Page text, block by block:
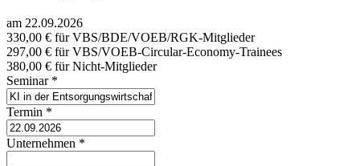
am 22.09.2026
330,00 € für VBS/BDE/VOEB/RGK-Mitglieder
297,00 € für VBS/VOEB-Circular-Economy-Trainees
380,00 € für Nicht-Mitglieder
Seminar *
Termin *
Unternehmen *